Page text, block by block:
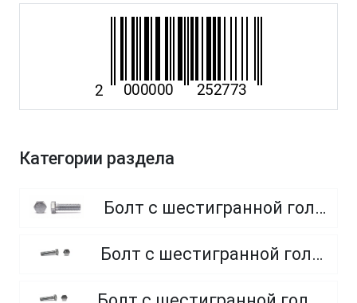
Категории раздела
Болт с шестигранной головкой, полная резьба, класс прочности 8.8
Болт с шестигранной головкой, полная резьба, класс прочности 4.8 и 5.8